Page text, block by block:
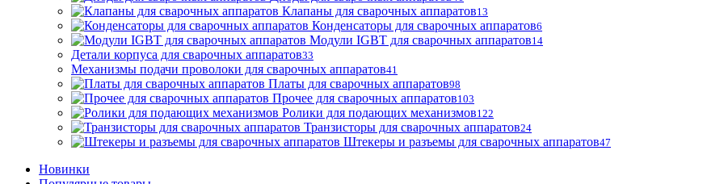
Клапаны для сварочных аппаратов13
Конденсаторы для сварочных аппаратов6
Модули IGBT для сварочных аппаратов14
Детали корпуса для сварочных аппаратов33
Механизмы подачи проволоки для сварочных аппаратов41
Платы для сварочных аппаратов98
Прочее для сварочных аппаратов103
Ролики для подающих механизмов122
Транзисторы для сварочных аппаратов24
Штекеры и разъемы для сварочных аппаратов47
Новинки